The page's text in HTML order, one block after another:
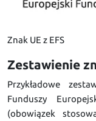
Znak UE z EFS
Zestawienie
Przykładowe
Funduszy
(obowiązek